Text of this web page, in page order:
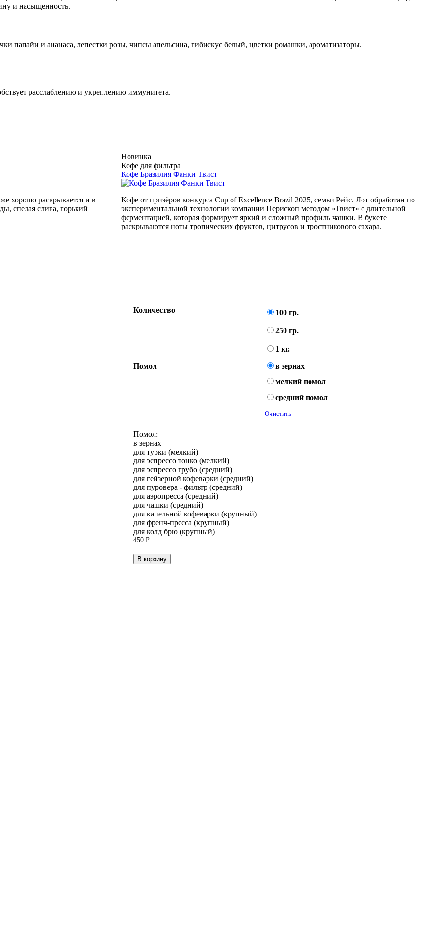
и насыщенность.
папайи и ананаса, лепестки розы, чипсы апельсина, гибискус белый, цветки ромашки, ароматизаторы.
расслаблению и укреплению иммунитета.
хорошо раскрывается и в
спелая слива, горький
Новинка
Кофе для фильтра
Кофе Бразилия Фанки Твист
Кофе от призёров конкурса Cup of Excellence Brazil 2025, семьи Рейс. Лот обработан по
экспериментальной технологии компании Перископ методом «Твист» с длительной
ферментацией, которая формирует яркий и сложный профиль чашки. В букете
раскрываются ноты тропических фруктов, цитрусов и тростникового сахара.
Количество 100 гр.
250 гр.
1 кг.
Помол
в зернах
мелкий помол
средний помол
Очистить
Помол:
в зернах
для турки (мелкий)
для эспрессо тонко (мелкий)
для эспрессо грубо (средний)
для гейзерной кофеварки (средний)
для пуровера - фильтр (средний)
для аэропресса (средний)
для чашки (средний)
для капельной кофеварки (крупный)
для френч-пресса (крупный)
для колд брю (крупный)
450Р
В корзину